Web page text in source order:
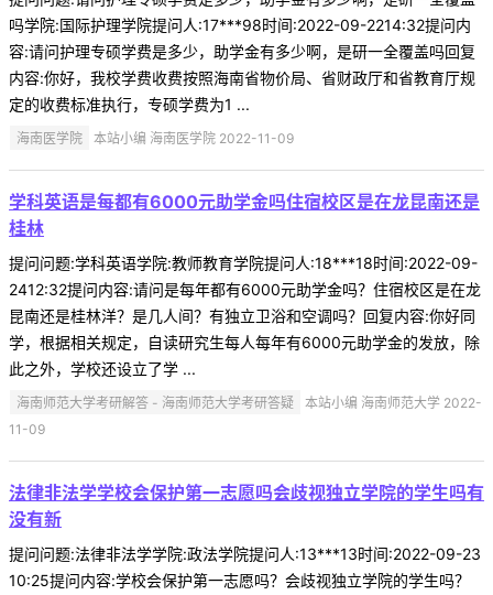
吗学院:国际护理学院提问人:17***98时间:2022-09-2214:32提问内
容:请问护理专硕学费是多少，助学金有多少啊，是研一全覆盖吗回复
内容:你好，我校学费收费按照海南省物价局、省财政厅和省教育厅规
定的收费标准执行，专硕学费为1 ...
海南医学院 本站小编 海南医学院 2022-11-09
学科英语是每都有6000元助学金吗住宿校区是在龙昆南还是
桂林
提问问题:学科英语学院:教师教育学院提问人:18***18时间:2022-09-
2412:32提问内容:请问是每年都有6000元助学金吗？住宿校区是在龙
昆南还是桂林洋？是几人间？有独立卫浴和空调吗？回复内容:你好同
学，根据相关规定，自读研究生每人每年有6000元助学金的发放，除
此之外，学校还设立了学 ...
海南师范大学考研解答 - 海南师范大学考研答疑
本站小编 海南师范大学 2022-
11-09
法律非法学学校会保护第一志愿吗会歧视独立学院的学生吗有
没有新
提问问题:法律非法学学院:政法学院提问人:13***13时间:2022-09-23
10:25提问内容:学校会保护第一志愿吗？会歧视独立学院的学生吗？